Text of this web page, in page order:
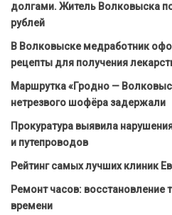
долгами. Житель Волковыска
рублей
В Волковыске медработник
рецепты для получения
Маршрутка «Гродно —
нетрезвого шофёра задержали
Прокуратура выявила
и путепроводов
Рейтинг самых лучших клиник
Ремонт часов: восстановление
времени